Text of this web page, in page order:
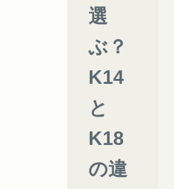
選
ぶ？
K14
と
K18
の違